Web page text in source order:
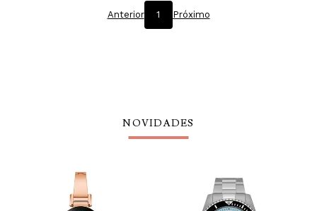
Anterior 1 Próximo
NOVIDADES